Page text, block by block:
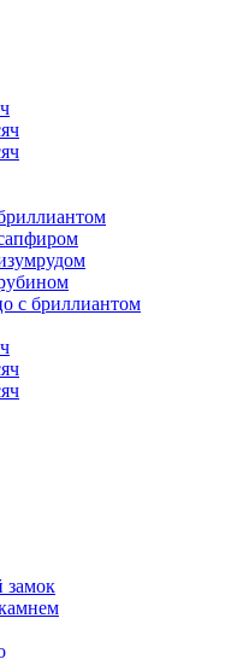
с бриллиантом
замок